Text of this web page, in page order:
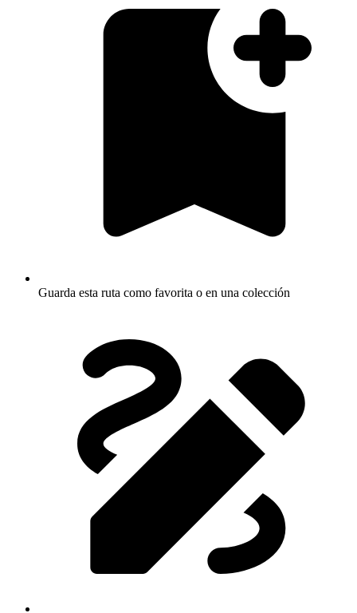
Guarda esta ruta como favorita o en una colección